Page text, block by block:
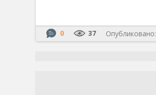
0 37 Опубликовано: